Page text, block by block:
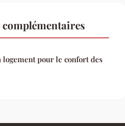
pour le confort des